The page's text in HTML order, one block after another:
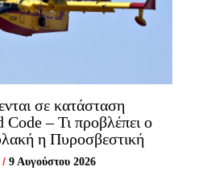
σε κατάσταση
Code – Τι προβλέπει ο
η Πυροσβεστική
9 Αυγούστου 2026